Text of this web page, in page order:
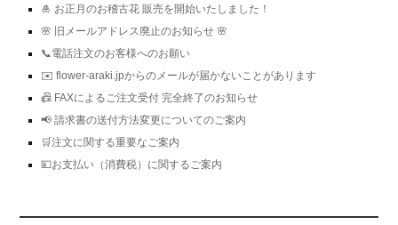
🎍 お正月のお稽古花 販売を開始いたしました！
🌸 旧メールアドレス廃止のお知らせ 🌸
📞電話注文のお客様へのお願い
✉️ flower-araki.jpからのメールが届かないことがあります
📠 FAXによるご注文受付 完全終了のお知らせ
📢 請求書の送付方法変更についてのご案内
🛒注文に関する重要なご案内
💴お支払い（消費税）に関するご案内